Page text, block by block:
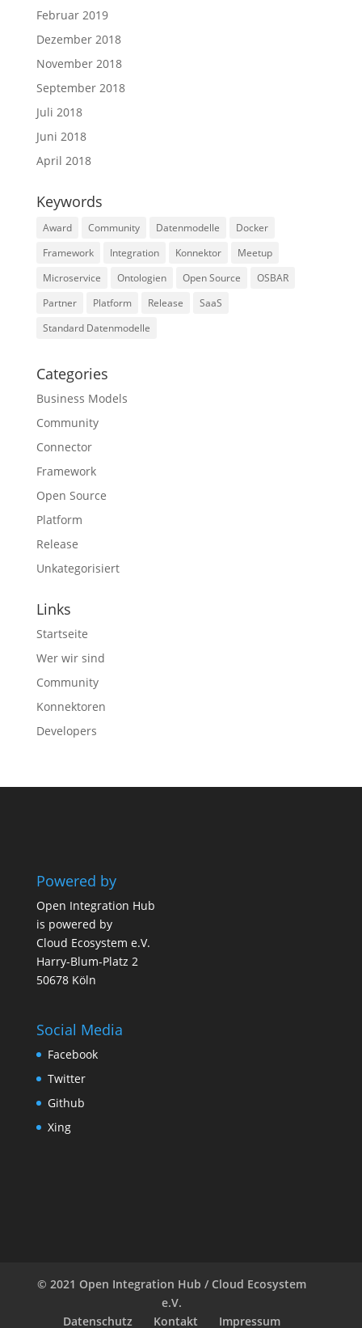
Februar 2019
Dezember 2018
November 2018
September 2018
Juli 2018
Juni 2018
April 2018
Keywords
Award Community Datenmodelle
Docker
Framework
Integration Konnektor
Meetup
Microservice
Ontologien Open Source
OSBAR
Partner
Platform Release
SaaS
Standard Datenmodelle
Categories
Business Models
Community
Connector
Framework
Open Source
Platform
Release
Unkategorisiert
Links
Startseite
Wer wir sind
Community
Konnektoren
Developers
Powered by
Open Integration Hub
is powered by
Cloud Ecosystem e.V.
Harry-Blum-Platz 2
50678 Köln
Social Media
Facebook
Twitter
Github
Xing
© 2021 Open Integration Hub / Cloud Ecosystem
e.V.
Datenschutz
Kontakt Impressum